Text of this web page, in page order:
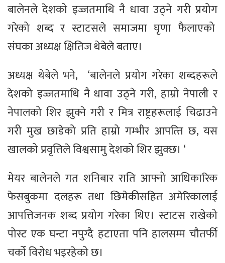
बालेनले देशको इज्जतमाथि नै धावा उठ्ने गरी प्रयोग
गरेको शब्द र स्टाटसले समाजमा घृणा फैलाएको
संघका अध्यक्ष क्षितिज थेबेले बताए।
अध्यक्ष थेबेले भने, ‘बालेनले प्रयोग गरेका शब्दहरूले
देशको इज्जतमाथि नै धावा उठ्ने गरी, हाम्रो नेपाली र
नेपालको शिर झुक्ने गरी र मित्र राष्ट्रहरूलाई चिढाउने
गरी मुख छाडेको प्रति हाम्रो गम्भीर आपत्‍ति छ, यस
खालको प्रवृत्तिले विश्वसामु देशको शिर झुक्छ। ‘
मेयर बालेनले गत शनिबार राति आफ्नो आधिकारिक
फेसबुकमा दलहरू तथा छिमेकीसहित अमेरिकालाई
आपत्तिजनक शब्द प्रयोग गरेका थिए। स्टाटस राखेको
पोस्ट एक घन्टा नपुग्दै हटाएता पनि हालसम्म चौतर्फी
चर्को विरोध भइरहेको छ।